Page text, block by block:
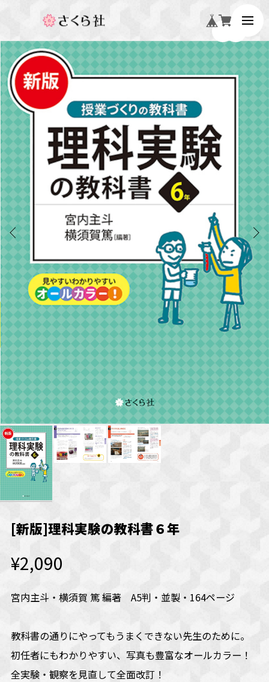
[新版]理科実験の教科書６年
¥2,090
宮内主斗・横須賀 篤 編著 A5判・並製・164ページ
教科書の通りにやってもうまくできない先生のために。
初任者にもわかりやすい、写真も豊富なオールカラー！
全実験・観察を見直して全面改訂！